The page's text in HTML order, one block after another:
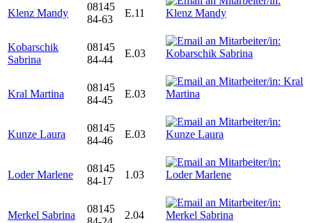
Klenz Mandy
08145
84-63
E.11
Kobarschik
Sabrina
08145
84-44
E.03
Kral Martina
08145
84-45
E.03
Kunze Laura
08145
84-46
E.03
Loder Marlene
08145
84-17
1.03
Merkel Sabrina
08145
2.04